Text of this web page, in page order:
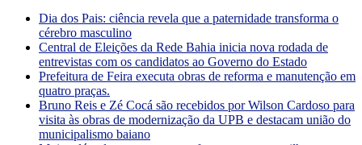
Dia dos Pais: ciência revela que a paternidade transforma o
cérebro masculino
Central de Eleições da Rede Bahia inicia nova rodada de
entrevistas com os candidatos ao Governo do Estado
Prefeitura de Feira executa obras de reforma e manutenção em
quatro praças.
Bruno Reis e Zé Cocá são recebidos por Wilson Cardoso para
visita às obras de modernização da UPB e destacam união do
municipalismo baiano